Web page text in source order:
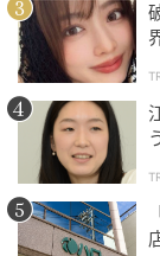
クリエイター情